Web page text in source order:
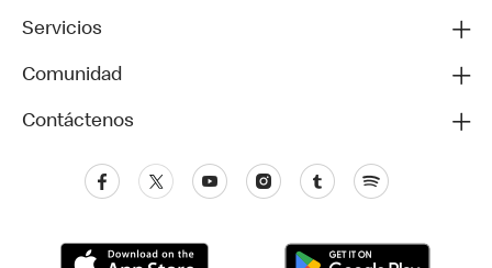
Servicios
Comunidad
Contáctenos